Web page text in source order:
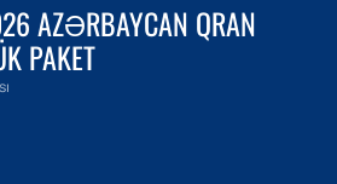
AZƏRBAYCAN QRAN
PAKET